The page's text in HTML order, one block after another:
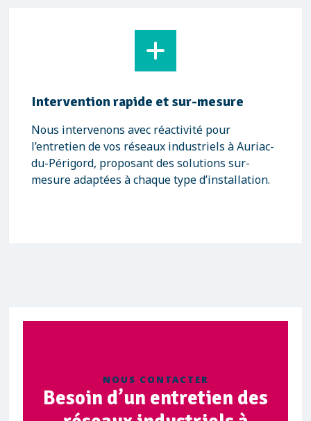
Intervention rapide et sur-mesure
Nous intervenons avec réactivité pour
l’entretien de vos réseaux industriels à Auriac-
du-Périgord, proposant des solutions sur-
mesure adaptées à chaque type d’installation.
NOUS CONTACTER
Besoin d’un entretien des